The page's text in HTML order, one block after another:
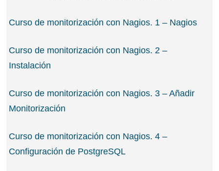
Curso de monitorización con Nagios. 1 – Nagios
Curso de monitorización con Nagios. 2 –
Instalación
Curso de monitorización con Nagios. 3 – Añadir
Monitorización
Curso de monitorización con Nagios. 4 –
Configuración de PostgreSQL